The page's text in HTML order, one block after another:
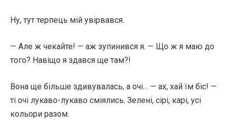
Ну, тут терпець мій увірвався.
— Але ж чекайте! — аж зупинився я. — Що ж я маю до
того? Навіщо я здався ще там?!
Вона ще більше здивувалась, а очі… — ах, хай їм біс! —
ті очі лукаво-лукаво сміялись. Зелені, сірі, карі, усі
кольори разом.